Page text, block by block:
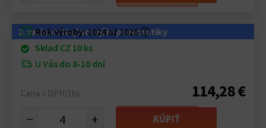
2. variant: Najlacnejšie pneumatiky
Rok výroby:2024 až 2026ⓘ
Sklad CZ 10 ks
U Vás do 8-10 dní
Cena s DPH/1ks 114,28 €
− + KÚPIŤ